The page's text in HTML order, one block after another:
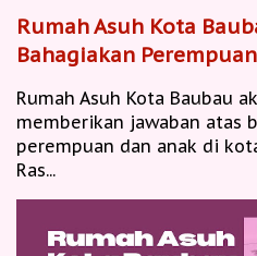
Rumah Asuh Kota
Bahagiakan
Rumah Asuh Kota Baubau
memberikan jawaban atas
perempuan dan anak di
Ras...